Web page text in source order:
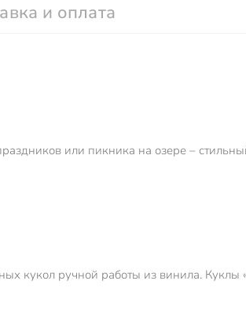
и оплата
или пикника на озере –
кукол ручной работы из винила.